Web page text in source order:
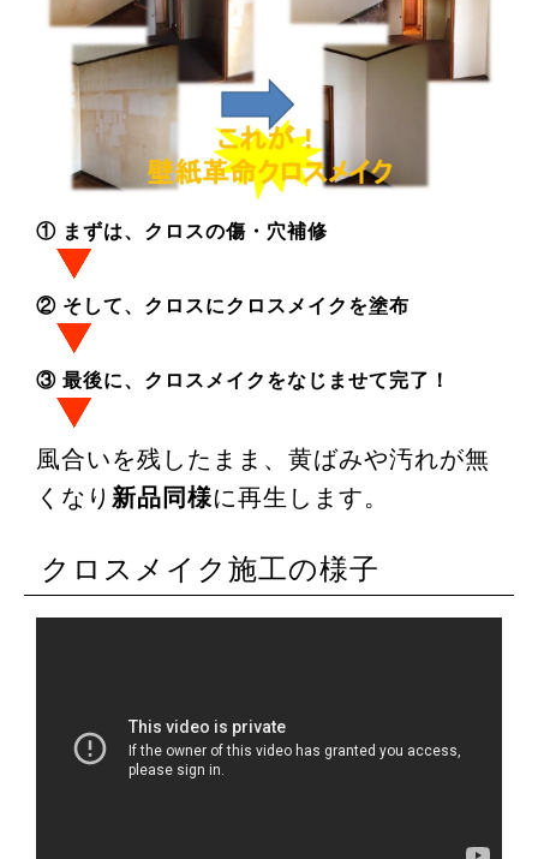
① まずは、クロスの傷・穴補修
② そして、クロスにクロスメイクを塗布
③ 最後に、クロスメイクをなじませて完了！
風合いを残したまま、黄ばみや汚れが無
くなり 新品同様に再生します。
クロスメイク施工の様子